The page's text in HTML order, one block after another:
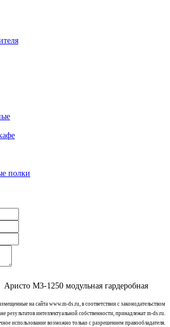
полки
Аристо М3-1250 модульная гардеробная
на сайта www.m-ds.ru, в соответствии с законодательством
результатов интеллектуальной собственности, принадлежат m-ds.ru.
использование возможно только с разрешением правообладателя.